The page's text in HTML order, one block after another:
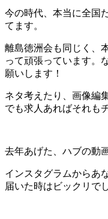
今の時代、本当に全国
てます。
離島徳洲会も同じく、
って頑張っています。
願いします！
ネタ考えたり、画像編
でも求人あればそれも
去年あげた、ハブの動
インスタグラムからあ
届いた時はビックリで